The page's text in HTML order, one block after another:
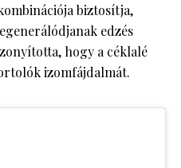
biztosítja,
edzés
hogy a céklalé
izomfájdalmát.